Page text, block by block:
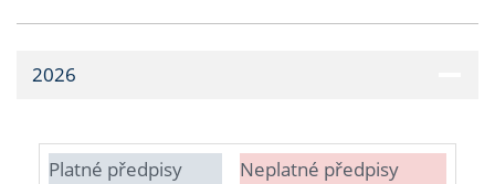
2026
Platné předpisy Neplatné předpisy